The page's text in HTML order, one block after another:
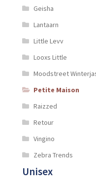
Geisha
Lantaarn
Little Levv
Looxs Little
Moodstreet
Petite Maison
Raizzed
Retour
Vingino
Zebra Trends
Unisex